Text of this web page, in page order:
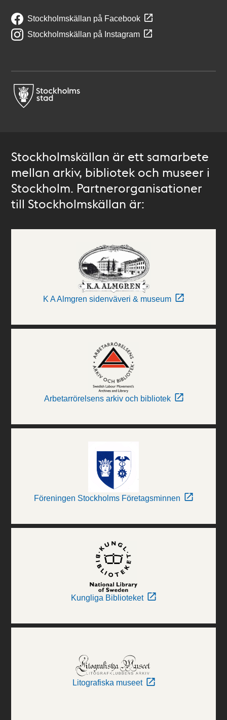
Stockholmskällan på Facebook
Stockholmskällan på Instagram
Stockholmskällan är ett samarbete
mellan arkiv, bibliotek och museer i
Stockholm. Partnerorganisationer
till Stockholmskällan är:
K A Almgren sidenväveri & museum
Arbetarrörelsens arkiv och bibliotek
Föreningen Stockholms Företagsminnen
Kungliga Biblioteket
Litografiska museet